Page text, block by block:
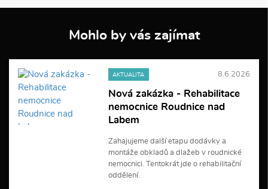
Mohlo by vás zajímat
AKTUALITA 8.6.2026
Nová zakázka - Rehabilitace
nemocnice Roudnice nad
Labem
Zahajujeme další etapu dodávky a
montáže obkladů a dlažeb v roudnické
nemocnici. Tentokrát jde o rehabilitační
oddělení.